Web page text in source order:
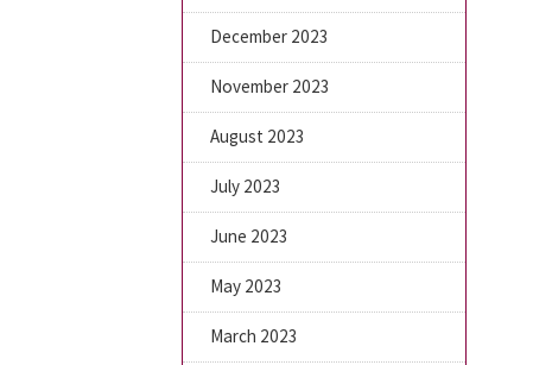
December 2023
November 2023
August 2023
July 2023
June 2023
May 2023
March 2023